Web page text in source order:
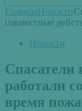
ГлавнаяНовости
совместные
Новости
работали
время